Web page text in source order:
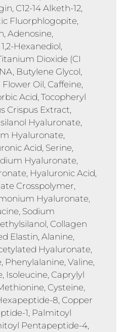
C12-14 Alketh-12,
Fluorphlogopite,
Adenosine,
Hexanediol,
Dioxide (CI
Butylene Glycol,
Oil, Caffeine,
Acid, Tocopheryl
Crispus Extract,
Hyaluronate,
Hyaluronate,
Acid, Serine,
Hyaluronate,
Hyaluronic Acid,
Crosspolymer,
Hyaluronate,
Sodium
Collagen
Elastin, Alanine,
Hyaluronate,
Phenylalanine, Valine,
Isoleucine, Caprylyl
Cysteine,
8, Copper
1, Palmitoyl
Pentapeptide-4,